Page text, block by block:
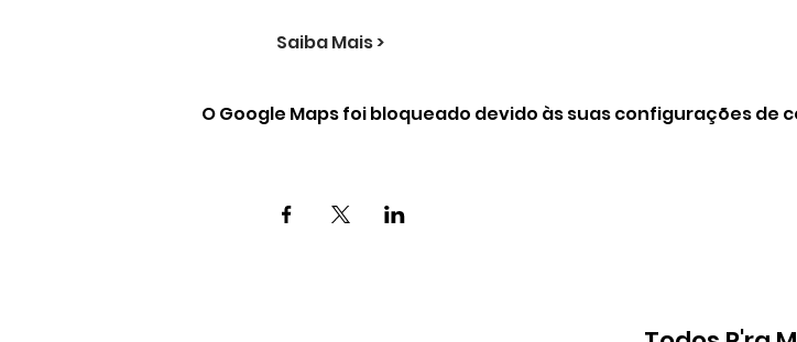
Saiba Mais >
O Google Maps foi bloqueado devido às suas configurações de